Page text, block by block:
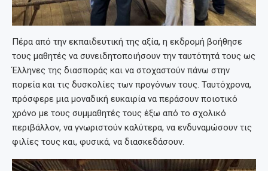
Πέρα από την εκπαιδευτική της αξία, η εκδρομή βοήθησε
τους μαθητές να συνειδητοποιήσουν την ταυτότητά τους ως
Έλληνες της διασποράς και να στοχαστούν πάνω στην
πορεία και τις δυσκολίες των προγόνων τους. Ταυτόχρονα,
πρόσφερε μια μοναδική ευκαιρία να περάσουν ποιοτικό
χρόνο με τους συμμαθητές τους έξω από το σχολικό
περιβάλλον, να γνωριστούν καλύτερα, να ενδυναμώσουν τις
φιλίες τους και, φυσικά, να διασκεδάσουν.